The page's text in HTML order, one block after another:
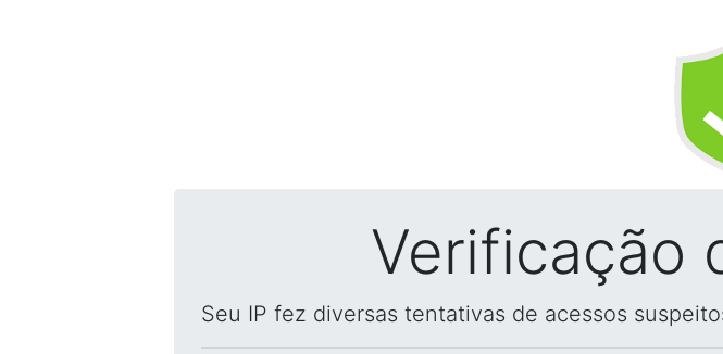
Verificação
Seu IP fez diversas tentativas de acessos